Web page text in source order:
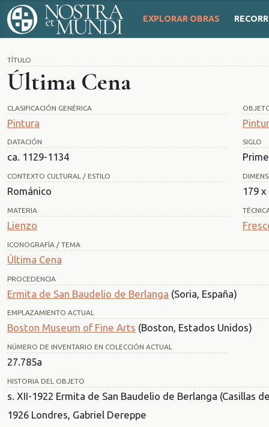
EXPLORAR OBRAS
TÍTULO
Última Cena
CLASIFICACIÓN GENÉRICA
Pintura
DATACIÓN
ca. 1129-1134
SIGLO
CONTEXTO CULTURAL / ESTILO
Románico 179 x
MATERIA
Lienzo
ICONOGRAFÍA / TEMA
Última Cena
PROCEDENCIA
Ermita de San Baudelio de Berlanga (Soria, España)
EMPLAZAMIENTO ACTUAL
Boston Museum of Fine Arts (Boston, Estados Unidos)
NÚMERO DE INVENTARIO EN COLECCIÓN ACTUAL
27.785a
HISTORIA DEL OBJETO
s. XII-1922 Ermita de San Baudelio de Berlanga (Casillas
1926 Londres, Gabriel Dereppe